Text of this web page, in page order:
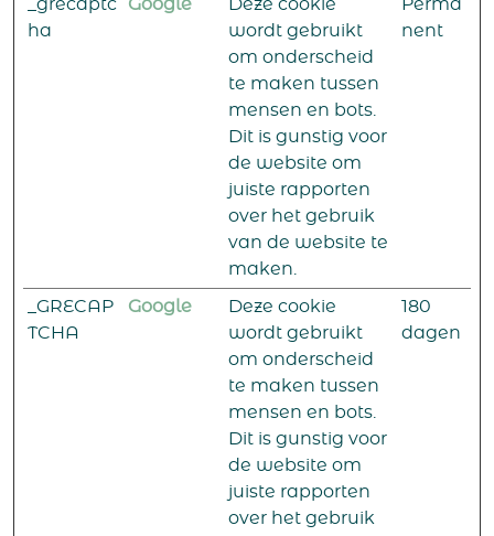
_grecaptc
ha
Google
Deze cookie
wordt gebruikt
om onderscheid
te maken tussen
mensen en bots.
Dit is gunstig voor
de website om
juiste rapporten
over het gebruik
van de website te
maken.
Perma
nent
_GRECAP
TCHA
Google
Deze cookie
wordt gebruikt
om onderscheid
te maken tussen
mensen en bots.
Dit is gunstig voor
de website om
juiste rapporten
over het gebruik
180
dagen